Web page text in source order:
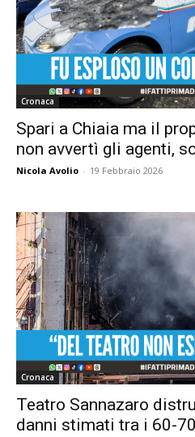
Cronaca
Spari a Chiaia ma il
non avvertì gli agenti,
Nicola Avolio - 19 Febbraio 2026
Cronaca
Teatro Sannazaro
danni stimati tra i 60-